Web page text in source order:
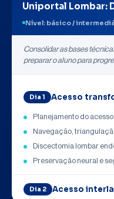
Uniportal Lombar:
Nível: básico /
Consolidar as bases
preparar o aluno para
Dia 1 Acesso
Planejamento do
Navegação,
Discectomia lombar
Preservação neural e
Dia 2 Acesso